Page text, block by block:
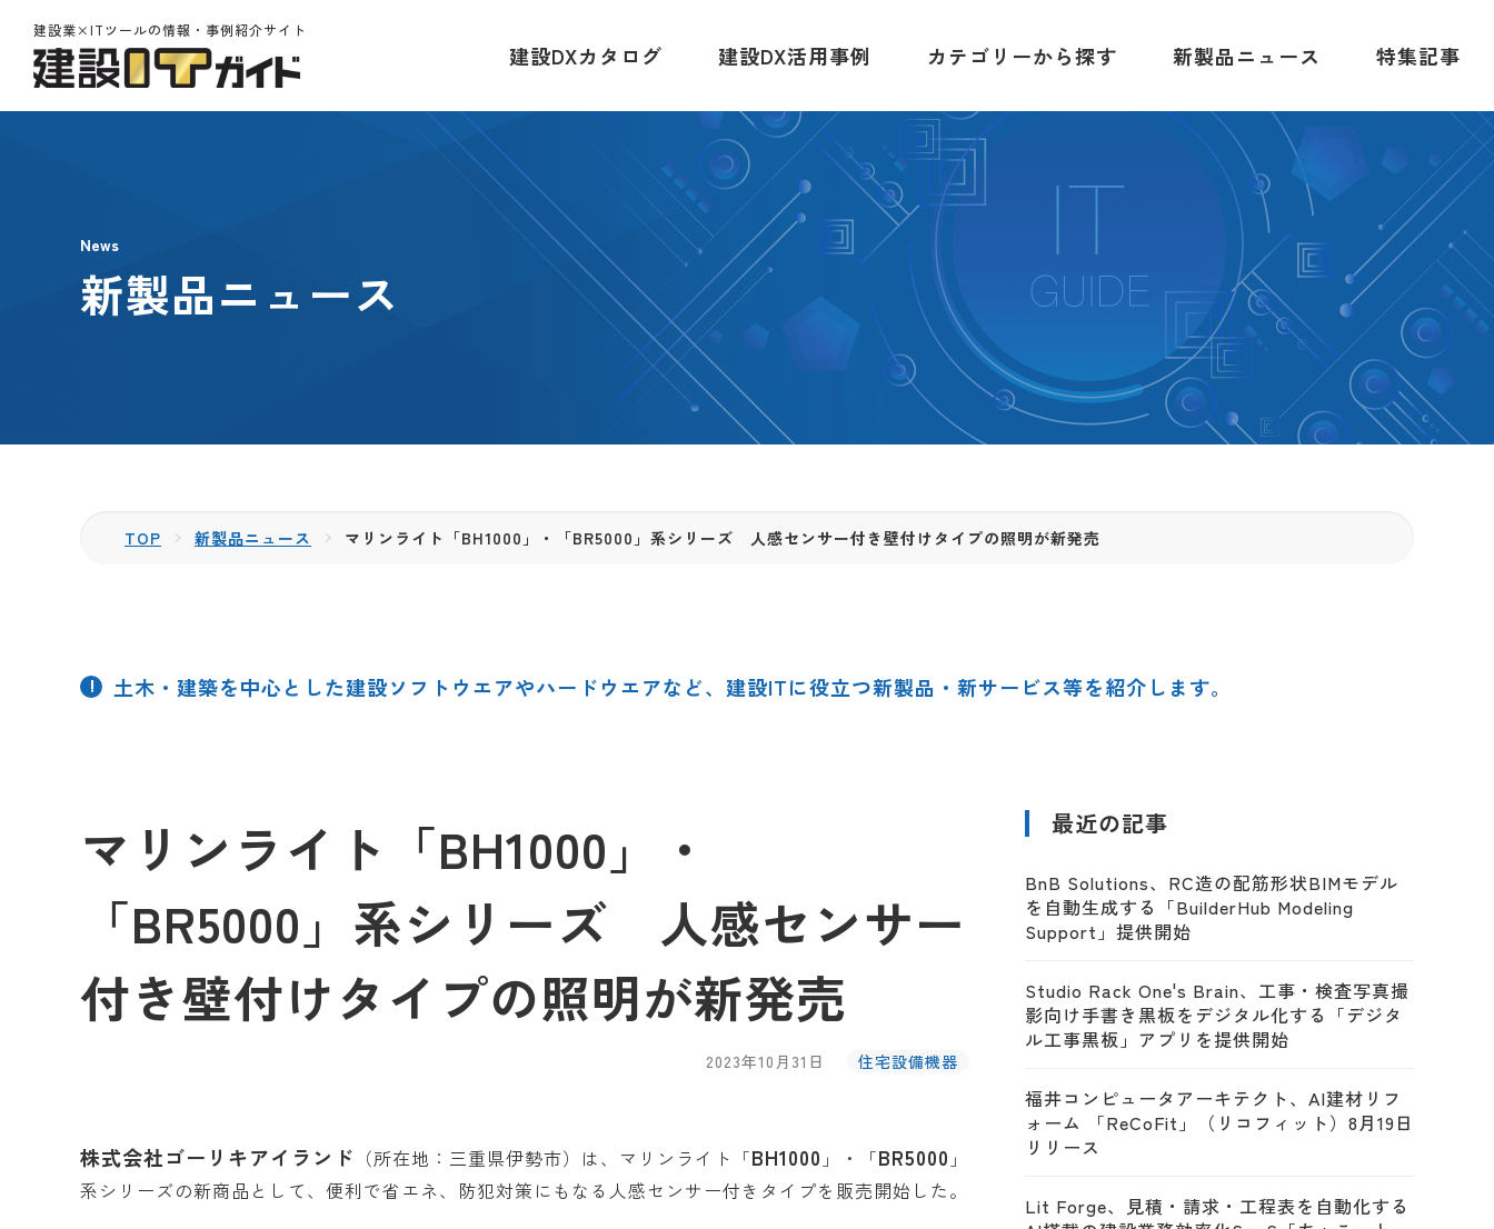
建設業×ITツールの情報・事例紹介サイト
建設DXカタログ 建設DX活用事例 カテゴリーから探す 新製品ニュース 特集記事
News
新製品ニュース
TOP 新製品ニュース マリンライト「BH1000」・「BR5000」系シリーズ 人感センサー付き壁付けタイプの照明が新発売
土木・建築を中心とした建設ソフトウエアやハードウエアなど、建設ITに役立つ新製品・新サービス等を紹介します。
マリンライト「BH1000」・
「BR5000」系シリーズ 人感センサー
付き壁付けタイプの照明が新発売
2023年10月31日 住宅設備機器
株式会社ゴーリキアイランド （所在地：三重県伊勢市）は、マリンライト「BH1000 」・「BR5000 」
系シリーズの新商品として、便利で省エネ、防犯対策にもなる人感センサー付きタイプを販売開始した。
最近の記事
BnB Solutions、RC造の配筋形状BIMモデル
を自動生成する「BuilderHub Modeling
Support」提供開始
Studio Rack One's Brain、工事・検査写真撮
影向け手書き黒板をデジタル化する「デジタ
ル工事黒板」アプリを提供開始
福井コンピュータアーキテクト、AI建材リフ
ォーム 「ReCoFit」（リコフィット）8月19日
リリース
Lit Forge、見積・請求・工程表を自動化する